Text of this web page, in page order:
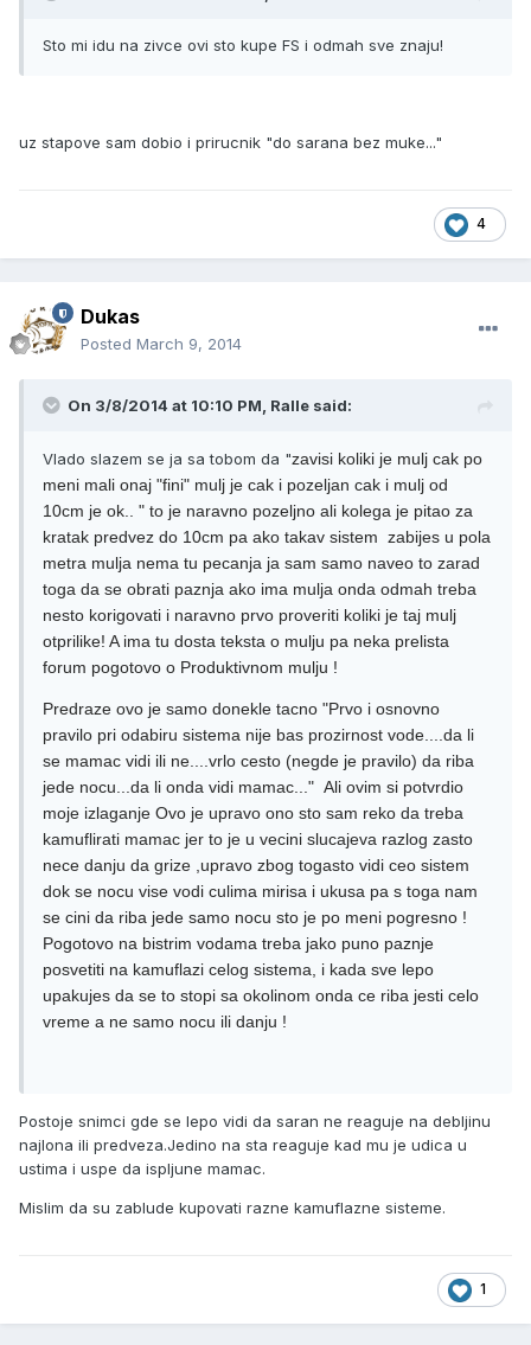
Sto mi idu na zivce ovi sto kupe FS i odmah sve znaju!
uz stapove sam dobio i prirucnik "do sarana bez muke..."
4
Dukas
Posted March 9, 2014
On 3/8/2014 at 10:10 PM, Ralle said:
Vlado slazem se ja sa tobom da "zavisi koliki je mulj cak po
meni mali onaj "fini" mulj je cak i pozeljan cak i mulj od
10cm je ok.. " to je naravno pozeljno ali kolega je pitao za
kratak predvez do 10cm pa ako takav sistem zabijes u pola
metra mulja nema tu pecanja ja sam samo naveo to zarad
toga da se obrati paznja ako ima mulja onda odmah treba
nesto korigovati i naravno prvo proveriti koliki je taj mulj
otprilike! A ima tu dosta teksta o mulju pa neka prelista
forum pogotovo o Produktivnom mulju !
Predraze ovo je samo donekle tacno "Prvo i osnovno
pravilo pri odabiru sistema nije bas prozirnost vode....da li
se mamac vidi ili ne....vrlo cesto (negde je pravilo) da riba
jede nocu...da li onda vidi mamac..." Ali ovim si potvrdio
moje izlaganje Ovo je upravo ono sto sam reko da treba
kamuflirati mamac jer to je u vecini slucajeva razlog zasto
nece danju da grize ,upravo zbog togasto vidi ceo sistem
dok se nocu vise vodi culima mirisa i ukusa pa s toga nam
se cini da riba jede samo nocu sto je po meni pogresno !
Pogotovo na bistrim vodama treba jako puno paznje
posvetiti na kamuflazi celog sistema, i kada sve lepo
upakujes da se to stopi sa okolinom onda ce riba jesti celo
vreme a ne samo nocu ili danju !
Postoje snimci gde se lepo vidi da saran ne reaguje na debljinu
najlona ili predveza.Jedino na sta reaguje kad mu je udica u
ustima i uspe da ispljune mamac.
Mislim da su zablude kupovati razne kamuflazne sisteme.
1